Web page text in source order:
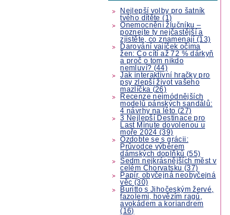
Nejlepší volby pro šatník
tvého dítěte (1)
Onemocnění žlučníku –
poznejte ty nejčastější a
zjistěte, co znamenají (13)
Darování vajíček očima
žen: Co cítí až 72 % dárkyň
a proč o tom nikdo
nemluví? (44)
Jak interaktivní hračky pro
psy zlepší život vašeho
mazlíčka (26)
Recenze nejmódnějších
modelů pánských sandálů:
4 návrhy na léto (27)
3 Nejlepší Destinace pro
Last Minute dovolenou u
moře 2024 (39)
Ozdobte se s grácii:
Průvodce výběrem
dámských doplňků (55)
Sedm nejkrásnějších měst v
celém Chorvatsku (37)
Papír, obyčejná neobyčejná
věc (30)
Buritto s Jihočeským žervé,
fazolemi, hovězím ragú,
avokádem a koriandrem
(16)